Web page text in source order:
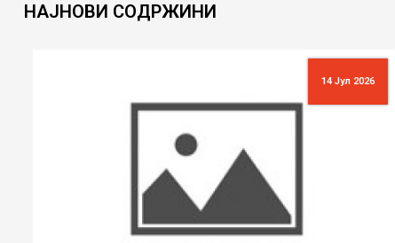
НАЈНОВИ СОДРЖИНИ
14 Јул 2026